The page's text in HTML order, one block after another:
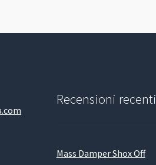
Recensioni recenti
Mass Damper Shox Off